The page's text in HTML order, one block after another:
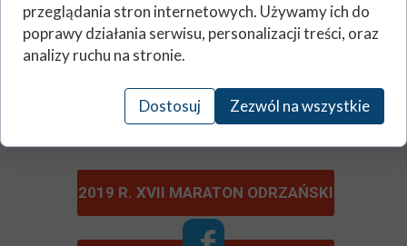
2021 R. XIX MARATON ODRZAŃSKI
2020 R. XVIII MARATON
ODRZAŃSKI
2019 R. XVII MARATON ODRZAŃSKI
przeglądania stron internetowych. Używamy ich do
poprawy działania serwisu, personalizacji treści, oraz
analizy ruchu na stronie.
Dostosuj Zezwól na wszystkie